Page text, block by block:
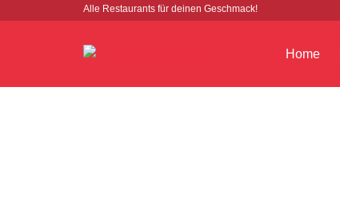
Alle Restaurants für deinen Geschmack!
Home